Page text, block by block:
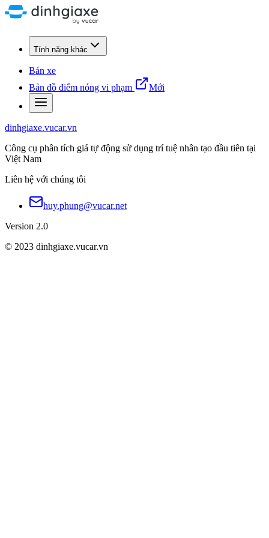
Tính năng khác
Bán xe
Bản đồ điểm nóng vi phạm
Mới
dinhgiaxe.vucar.vn
Công cụ phân tích giá tự động sử dụng trí tuệ nhân tạo đầu tiên tại
Việt Nam
Liên hệ với chúng tôi
huy.phung@vucar.net
Version 2.0
© 2023 dinhgiaxe.vucar.vn